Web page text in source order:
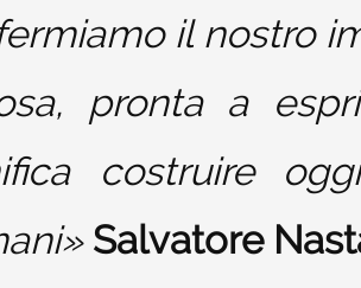
il nostro
pronta a
costruire
Salvatore